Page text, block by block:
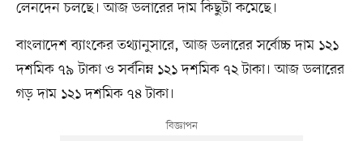
লেনদেন চলছে। আজ ডলারের দাম কিছুটা কমেছে।
বাংলাদেশ ব্যাংকের তথ্যানুসারে, আজ ডলারের সর্বোচ্চ দাম ১২১
দশমিক ৭৯ টাকা ও সর্বনিম্ন ১২১ দশমিক ৭২ টাকা। আজ ডলারের
গড় দাম ১২১ দশমিক ৭৪ টাকা।